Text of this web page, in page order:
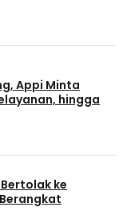
Appi Minta
hingga
ke